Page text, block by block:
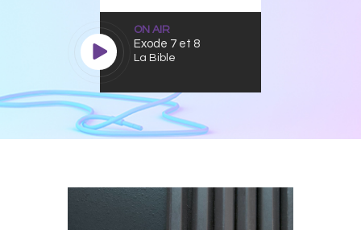
ON AIR
Exode 7 et 8
La Bible